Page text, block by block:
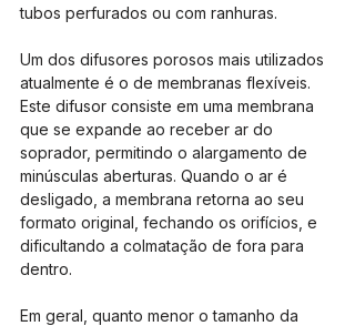
tubos perfurados ou com ranhuras.
Um dos difusores porosos mais utilizados
atualmente é o de membranas flexíveis.
Este difusor consiste em uma membrana
que se expande ao receber ar do
soprador, permitindo o alargamento de
minúsculas aberturas. Quando o ar é
desligado, a membrana retorna ao seu
formato original, fechando os orifícios, e
dificultando a colmatação de fora para
dentro.
Em geral, quanto menor o tamanho da